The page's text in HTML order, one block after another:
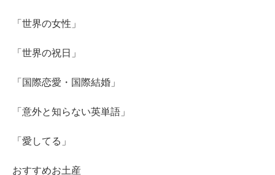
「世界の女性」
「世界の祝日」
「国際恋愛・国際結婚」
「意外と知らない英単語」
「愛してる」
おすすめお土産